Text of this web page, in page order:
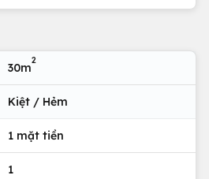
30m
2
Kiệt / Hẻm
1 mặt tiền
1